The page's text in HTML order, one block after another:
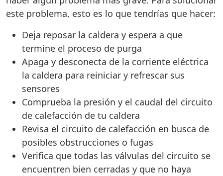
este problema, esto es lo que tendrías que hacer:
Deja reposar la caldera y espera a que
termine el proceso de purga
Apaga y desconecta de la corriente eléctrica
la caldera para reiniciar y refrescar sus
sensores
Comprueba la presión y el caudal del circuito
de calefacción de tu caldera
Revisa el circuito de calefacción en busca de
posibles obstrucciones o fugas
Verifica que todas las válvulas del circuito se
encuentren bien cerradas y que no haya